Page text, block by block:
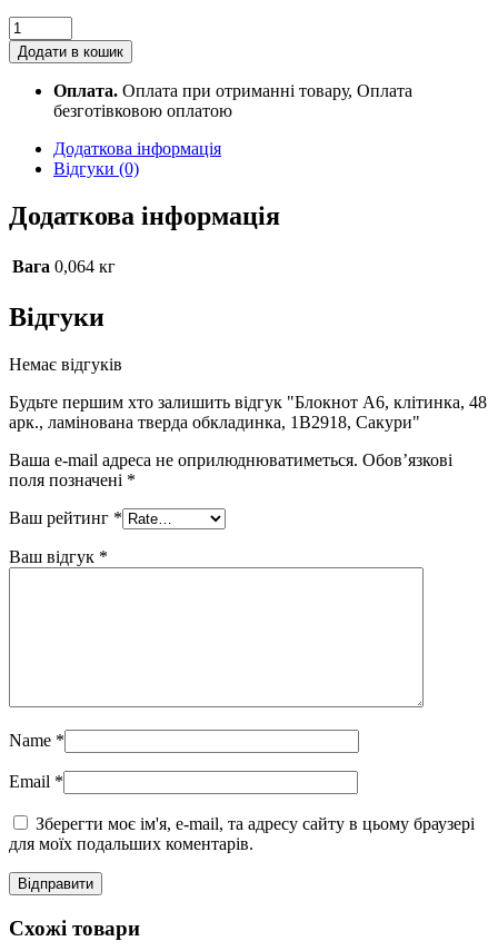
Блокнот
А6,
клітинка,
тверда
обкладинка,
Сакури
quantity
Додати в кошик
Оплата. Оплата при отриманні товару, Оплата
безготівковою оплатою
Додаткова інформація
Відгуки (0)
Додаткова інформація
Вага 0,064 кг
Відгуки
Немає відгуків
Будьте першим хто залишить відгук "Блокнот А6, клітинка, 48
арк., ламінована тверда обкладинка, 1В2918, Сакури"
Ваша e-mail адреса не оприлюднюватиметься. Обов’язкові
поля позначені *
Ваш рейтинг *
Ваш відгук *
Name *
Email *
Зберегти моє ім'я, e-mail, та адресу сайту в цьому браузері
для моїх подальших коментарів.
Схожі товари